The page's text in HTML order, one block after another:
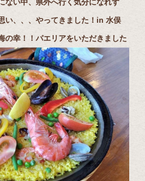
ない中、県外へ行く気分になれず
い、、、やってきました！in 水俣
の幸！！パエリアをいただきました